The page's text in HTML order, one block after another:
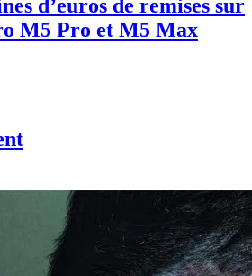
d’euros de remises sur
M5 Pro et M5 Max